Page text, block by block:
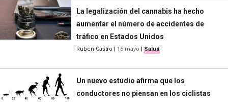
La legalización del cannabis ha hecho
aumentar el número de accidentes de
tráfico en Estados Unidos
Rubén Castro 16 mayo Salud
Un nuevo estudio afirma que los
conductores no piensan en los ciclistas